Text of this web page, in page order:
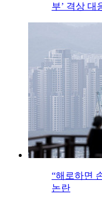
부’ 격상 대
“해로하면
논란